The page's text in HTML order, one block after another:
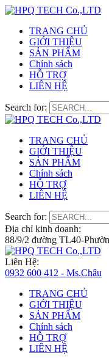
TRANG CHỦ
GIỚI THIỆU
SẢN PHẨM
Chính sách
HỖ TRỢ
LIÊN HỆ
Search for:
TRANG CHỦ
GIỚI THIỆU
SẢN PHẨM
Chính sách
HỖ TRỢ
LIÊN HỆ
Search for:
Địa chỉ kinh doanh:
88/9/2 đường TL40-
Liên Hệ:
0932 600 412 - Ms.Châu
TRANG CHỦ
GIỚI THIỆU
SẢN PHẨM
Chính sách
HỖ TRỢ
LIÊN HỆ